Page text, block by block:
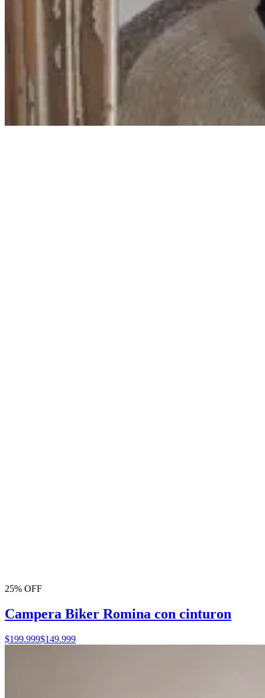
25% OFF
Campera Biker Romina con cinturon
$199.999$149.999